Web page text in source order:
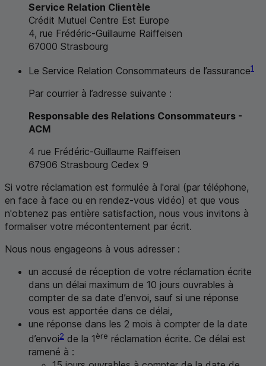
Service Relation Clientèle
Crédit Mutuel Centre Est Europe
4, rue Frédéric-Guillaume Raiffeisen
67000 Strasbourg
Le Service Relation Consommateurs de l’assurance1
Par courrier à l’adresse suivante :
Responsable des Relations Consommateurs -
ACM
4 rue Frédéric-Guillaume Raiffeisen
67906 Strasbourg Cedex 9
Si votre réclamation est formulée à l'oral (par téléphone,
en face à face ou en rendez-vous vidéo) et que vous
n'obtenez pas entière satisfaction, nous vous invitons à
formaliser votre mécontentement par écrit.
Nous nous engageons à vous adresser :
un accusé de réception de votre réclamation écrite
dans un délai maximum de 10 jours ouvrables à
compter de sa date d’envoi, sauf si une réponse
vous est apportée dans ce délai,
une réponse dans les 2 mois à compter de la date
d’envoi2 de la 1ère réclamation écrite. Ce délai est
ramené à :